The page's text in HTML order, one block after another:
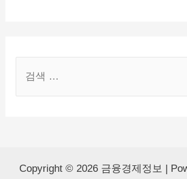
hCopyright © 2026 금융경제정보 |